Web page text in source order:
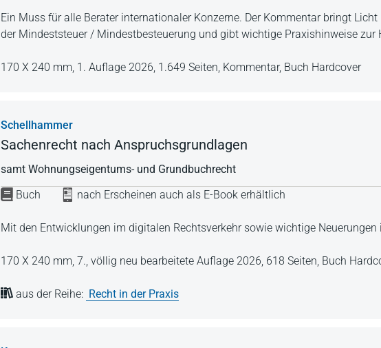
Ein Muss für alle Berater internationaler Konzerne. Der Kommentar bringt
der Mindeststeuer / Mindestbesteuerung und gibt wichtige Praxishinweise zur
170 X 240 mm, 1. Auflage 2026, 1.649 Seiten, Kommentar, Buch Hardcover
Schellhammer
Sachenrecht nach Anspruchsgrundlagen
samt Wohnungseigentums- und Grundbuchrecht
Buch
nach Erscheinen auch als E-Book erhältlich
Mit den Entwicklungen im digitalen Rechtsverkehr sowie wichtige Neuerungen
170 X 240 mm, 7., völlig neu bearbeitete Auflage 2026, 618 Seiten, Buch
aus der Reihe: Recht in der Praxis